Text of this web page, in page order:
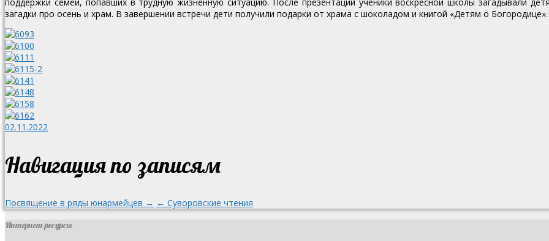
загадки про осень и храм. В завершении встречи дети получили подарки от храма с шоколадом и книгой «Детям о Богородице».
02.11.2022
Навигация по записям
Посвящение в ряды юнармейцев → ← Суворовские чтения
Интернет-ресурсы